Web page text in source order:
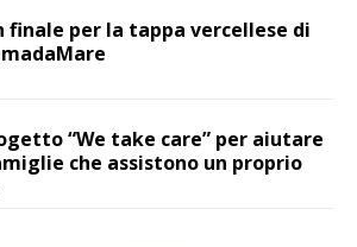
finale per la tappa vercellese di
“We take care” per aiutare
che assistono un proprio